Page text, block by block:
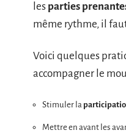
les parties
même rythme, il
Voici quelques
accompagner le
Stimuler la
Mettre en avant les